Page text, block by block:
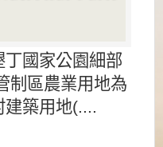
國家公園細部
制區農業用地為
築用地(....